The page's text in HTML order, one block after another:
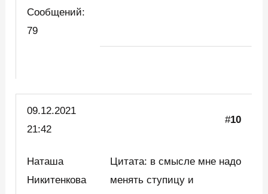
Сообщений:
79
09.12.2021
21:42
#10
Наташа
Никитенкова
Цитата: в смысле мне надо
менять ступицу и